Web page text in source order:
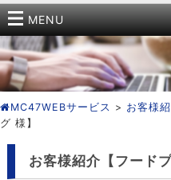
MENU
MC47WEBサービス > お客様
グ 様】
お客様紹介【フード